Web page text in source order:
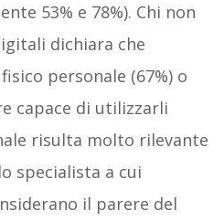
53% e 78%). Chi non
dichiara che
personale (67%) o
capace di utilizzarli
risulta molto rilevante
specialista a cui
il parere del